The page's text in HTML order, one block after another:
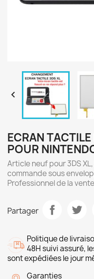

ECRAN
POUR
Article neuf pour 3DS
commande sous
Professionnel de la
Partager
Politique de
48H suivi assuré,
sont expédiées le jour
Garanties